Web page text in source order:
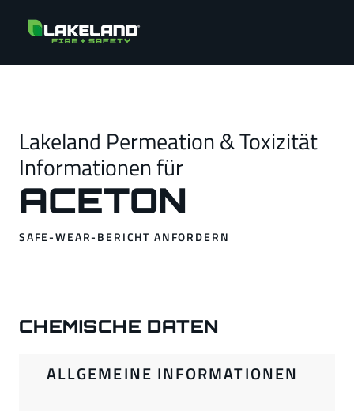
Lakeland Permeation & Toxizität
Informationen für
ACETON
SAFE-WEAR-BERICHT ANFORDERN
CHEMISCHE DATEN
ALLGEMEINE INFORMATIONEN